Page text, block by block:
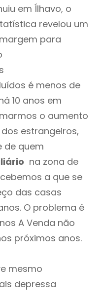
em Ílhavo, o
revelou um
para
é menos de
10 anos em
o aumento
estrangeiros,
de quem
na zona de
a que se
das casas
O problema é
A Venda não
próximos anos.
mesmo
depressa